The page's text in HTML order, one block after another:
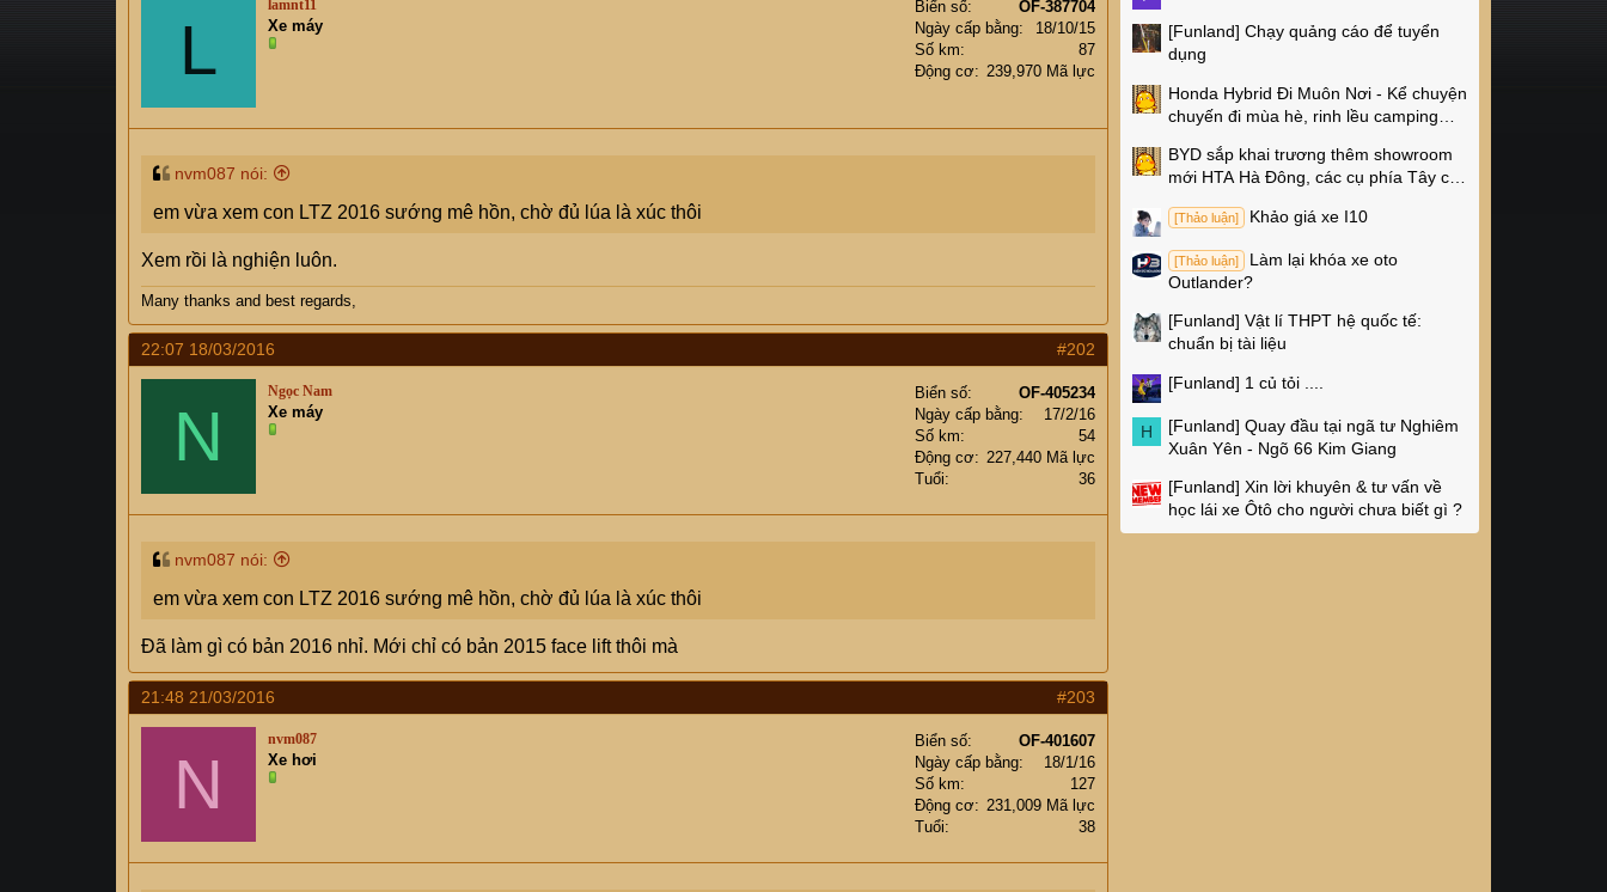
t
e
L
lamnt11
Xe máy
Biển số
OF-387704
Ngày cấp bằng
18/10/15
Số km
87
Động cơ
239,970 Mã lực
nvm087 nói:
em vừa xem con LTZ 2016 sướng mê hồn, chờ đủ lúa là xúc thôi
Xem rồi là nghiện luôn.
Many thanks and best regards,
22:07 18/03/2016 #202
N
Ngọc Nam
Xe máy
Biển số
OF-405234
Ngày cấp bằng
17/2/16
Số km
54
Động cơ
227,440 Mã lực
Tuổi
36
nvm087 nói:
em vừa xem con LTZ 2016 sướng mê hồn, chờ đủ lúa là xúc thôi
Đã làm gì có bản 2016 nhỉ. Mới chỉ có bản 2015 face lift thôi mà
21:48 21/03/2016 #203
N
nvm087
Xe hơi
Biển số
OF-401607
Ngày cấp bằng
18/1/16
Số km
127
Động cơ
231,009 Mã lực
Tuổi
38
[Funland] Chạy quảng cáo để tuyển
dụng
Honda Hybrid Đi Muôn Nơi - Kể chuyện
chuyến đi mùa hè, rinh lều camping
BYD sắp khai trương thêm showroom
mới HTA Hà Đông, các cụ phía Tây có
[Thảo luận] Khảo giá xe I10
[Thảo luận]
Làm lại khóa xe oto
Outlander?
[Funland] Vật lí THPT hệ quốc tế:
chuẩn bị tài liệu
[Funland] 1 củ tỏi ....
H [Funland] Quay đầu tại ngã tư Nghiêm
Xuân Yên - Ngõ 66 Kim Giang
[Funland] Xin lời khuyên & tư vấn về
học lái xe Ôtô cho người chưa biết gì ?